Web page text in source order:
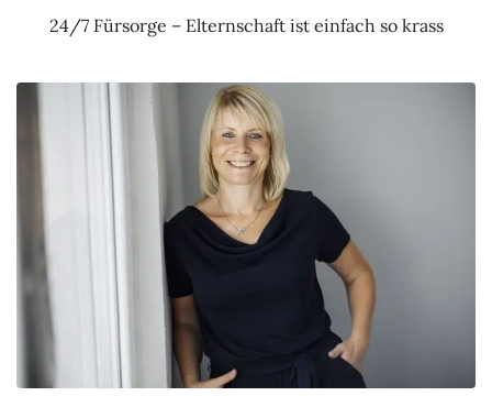
24/7 Fürsorge – Elternschaft ist einfach so krass